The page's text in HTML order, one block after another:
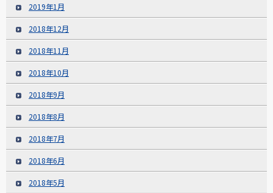
2019年1月
2018年12月
2018年11月
2018年10月
2018年9月
2018年8月
2018年7月
2018年6月
2018年5月